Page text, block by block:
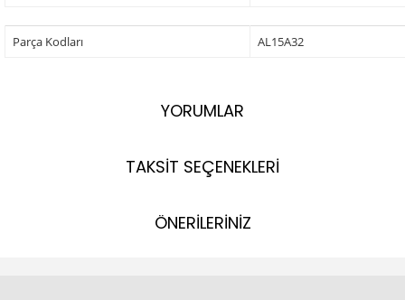
Parça Kodları AL15A32
YORUMLAR
TAKSİT SEÇENEKLERİ
ÖNERİLERİNİZ